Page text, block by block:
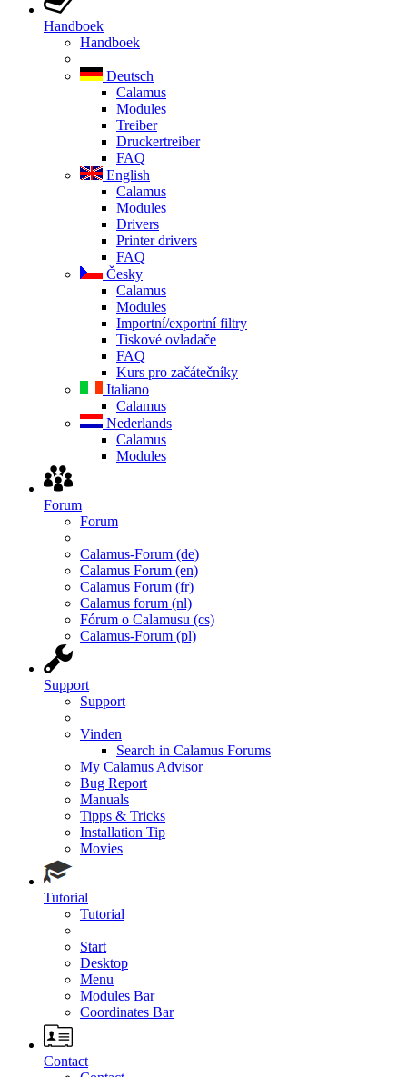
Handboek
Handboek
Deutsch
Calamus
Modules
Treiber
Druckertreiber
FAQ
English
Calamus
Modules
Drivers
Printer drivers
FAQ
Česky
Calamus
Modules
Importní/exportní filtry
Tiskové ovladače
FAQ
Kurs pro začátečníky
Italiano
Calamus
Nederlands
Calamus
Modules
Forum
Forum
Calamus-Forum (de)
Calamus Forum (en)
Calamus Forum (fr)
Calamus forum (nl)
Fórum o Calamusu (cs)
Calamus-Forum (pl)
Support
Support
Vinden
Search in Calamus Forums
My Calamus Advisor
Bug Report
Manuals
Tipps & Tricks
Installation Tip
Movies
Tutorial
Tutorial
Start
Desktop
Menu
Modules Bar
Coordinates Bar
Contact